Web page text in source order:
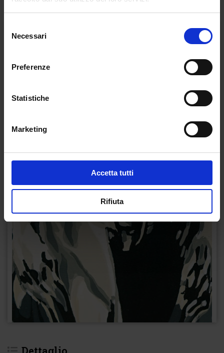
delNecessari
Preferenze
Statistiche
Marketing
Accetta tutti
Rifiuta